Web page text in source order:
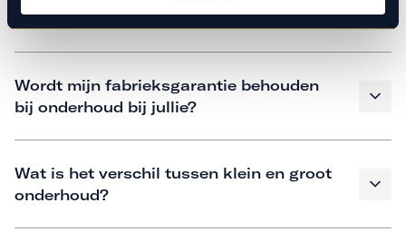
Is vervangend vervoer mogelijk?
Wordt mijn fabrieksgarantie behouden
bij onderhoud bij jullie?
Wat is het verschil tussen klein en groot
onderhoud?